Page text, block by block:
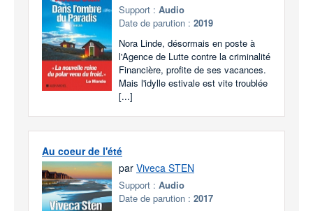
Support : Audio
Date de parution : 2019
Nora Linde, désormais en poste à
l'Agence de Lutte contre la criminalité
Financière, profite de ses vacances.
Mais l'idylle estivale est vite troublée
[...]
Au coeur de l'été
par Viveca STEN
Support : Audio
Date de parution : 2017